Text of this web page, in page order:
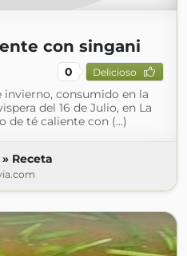
con singani
0 Delicioso
invierno, consumido en la
del 16 de Julio, en La
de té caliente con (...)
Receta